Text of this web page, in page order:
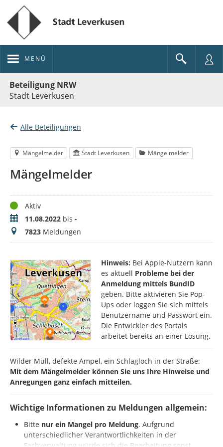
MENÜ
Beteiligung NRW
Stadt Leverkusen
Alle Beteiligungen
Mängelmelder Stadt Leverkusen Mängelmelder
Mängelmelder
StatusAktiv
Zeitraum11.08.2022 bis -
Meldungen
7823 Meldungen
Hinweis: Bei Apple-Nutzern kann
es aktuell Probleme bei der
Anmeldung mittels BundID
geben. Bitte aktivieren Sie Pop-
Ups oder loggen Sie sich mittels
Benutzername und Passwort ein.
Die Entwickler des Portals
arbeitet bereits an einer Lösung.
Wilder Müll, defekte Ampel, ein Schlagloch in der Straße:
Mit dem Mängelmelder können Sie uns Ihre Hinweise und
Anregungen ganz einfach mitteilen.
Wichtige Informationen zu Meldungen allgemein:
Bitte nur ein Mangel pro Meldung. Aufgrund
unterschiedlicher Verantwortlichkeiten in der